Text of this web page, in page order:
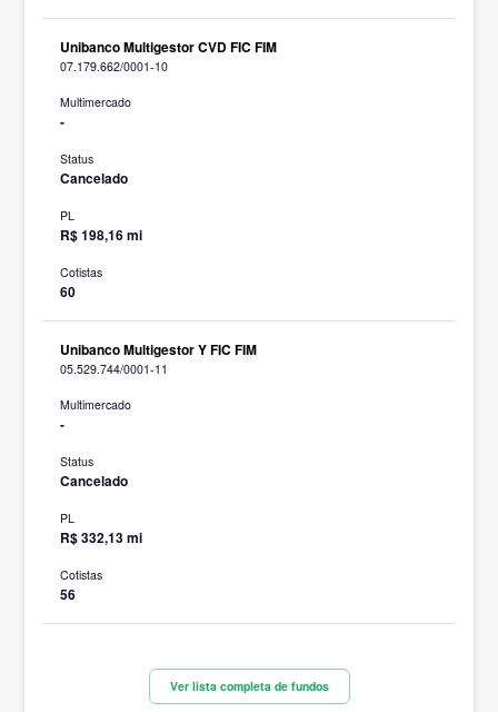
Unibanco Multigestor CVD FIC FIM
07.179.662/0001-10
Multimercado
-
Status
Cancelado
PL
R$ 198,16 mi
Cotistas
60
Unibanco Multigestor Y FIC FIM
05.529.744/0001-11
Multimercado
-
Status
Cancelado
PL
R$ 332,13 mi
Cotistas
56
Ver lista completa de fundos